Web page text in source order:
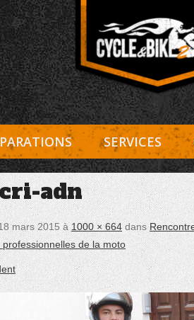
Cycle et
Entretien Harley-Davidson,
SERVICES
adn
mars 2015 à1000 × 664 dans
professionnelles de la moto